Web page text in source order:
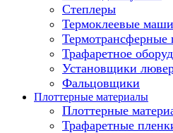
Степлеры
Термоклеевые
Термотрансферные
Трафаретное
Установщики
Фальцовщики
Плоттерные материалы
Плоттерные
Трафаретные